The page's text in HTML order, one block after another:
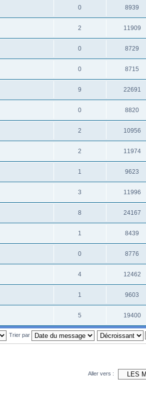
0 8939
2 11909
0 8729
0 8715
9 22691
0 8820
2 10956
2 11974
1 9623
3 11996
8 24167
1 8439
0 8776
4 12462
1 9603
5 19400
Trier par
Aller vers :